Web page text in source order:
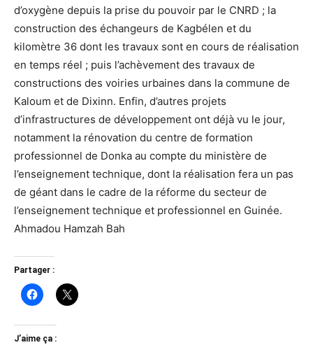
d’oxygène depuis la prise du pouvoir par le CNRD ; la
construction des échangeurs de Kagbélen et du
kilomètre 36 dont les travaux sont en cours de réalisation
en temps réel ; puis l’achèvement des travaux de
constructions des voiries urbaines dans la commune de
Kaloum et de Dixinn. Enfin, d’autres projets
d’infrastructures de développement ont déjà vu le jour,
notamment la rénovation du centre de formation
professionnel de Donka au compte du ministère de
l’enseignement technique, dont la réalisation fera un pas
de géant dans le cadre de la réforme du secteur de
l’enseignement technique et professionnel en Guinée.
Ahmadou Hamzah Bah
Partager :
J’aime ça :